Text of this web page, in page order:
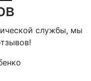
службы, мы